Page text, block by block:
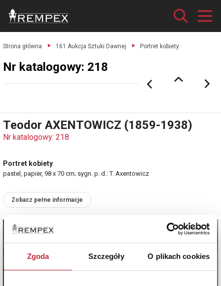
Zgoda Szczegóły O plikach cookies
Strona główna 161 Aukcja Sztuki Dawnej Portret kobiety.
Nr katalogowy: 218
Teodor AXENTOWICZ (1859-1938)
Nr katalogowy: 218
Portret kobiety
pastel, papier, 98 x 70 cm; sygn. p. d.: T. Axentowicz
Zobacz pełne informacje